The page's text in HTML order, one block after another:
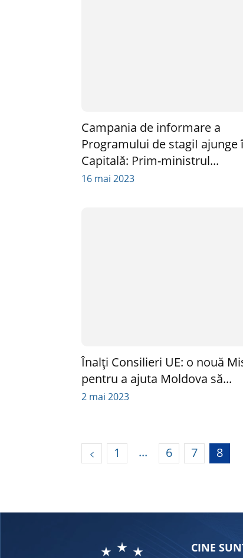
Campania de informare a
Programului de stagiI ajunge
Capitală: Prim-ministrul...
16 mai 2023
Înalți Consilieri UE: o nouă
pentru a ajuta Moldova să...
2 mai 2023
1 ... 6 7 8
CINE